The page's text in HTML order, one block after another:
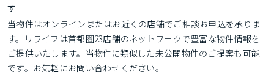
す
当物件はオンラインまたはお近くの店舗でご相談お申込を承りま
す。リライフは首都圏23店舗のネットワークで豊富な物件情報を
ご提供いたします。当物件に類似した未公開物件のご提案も可能
です。お気軽にお問い合わせください。